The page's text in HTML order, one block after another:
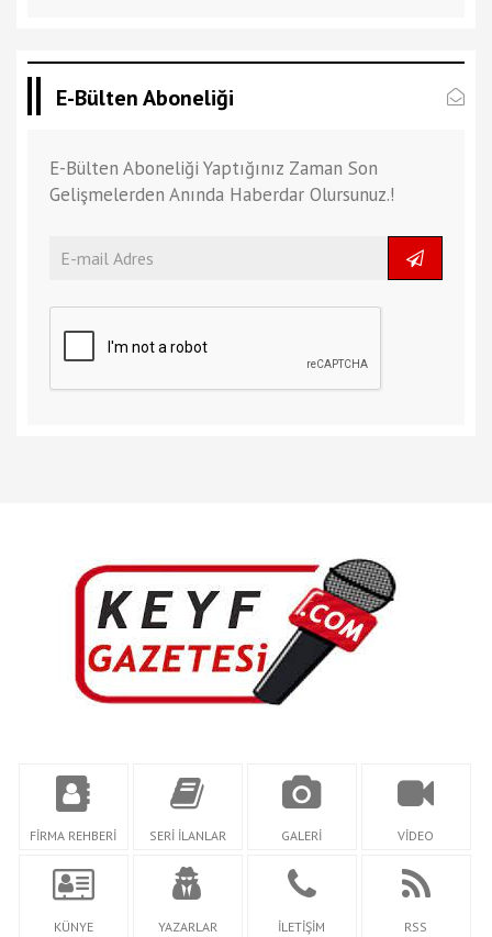
E-Bülten Aboneliği
E-Bülten Aboneliği Yaptığınız Zaman Son
Gelişmelerden Anında Haberdar Olursunuz.!
FİRMA REHBERİ SERİ İLANLAR GALERİ VİDEO
KÜNYE YAZARLAR İLETİŞİM RSS